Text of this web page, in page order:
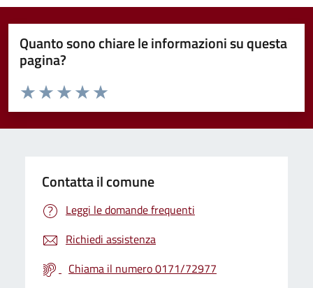
Quanto sono chiare le informazioni su questa
pagina?
Valuta da 1 a 5 stelle la pagina
Valuta 5 stelle su 5
Valuta 4 stelle su 5
Valuta 3 stelle su 5
Valuta 2 stelle su 5
Valuta 1 stelle su 5
Contatta il comune
Leggi le domande frequenti
Richiedi assistenza
Chiama il numero 0171/72977